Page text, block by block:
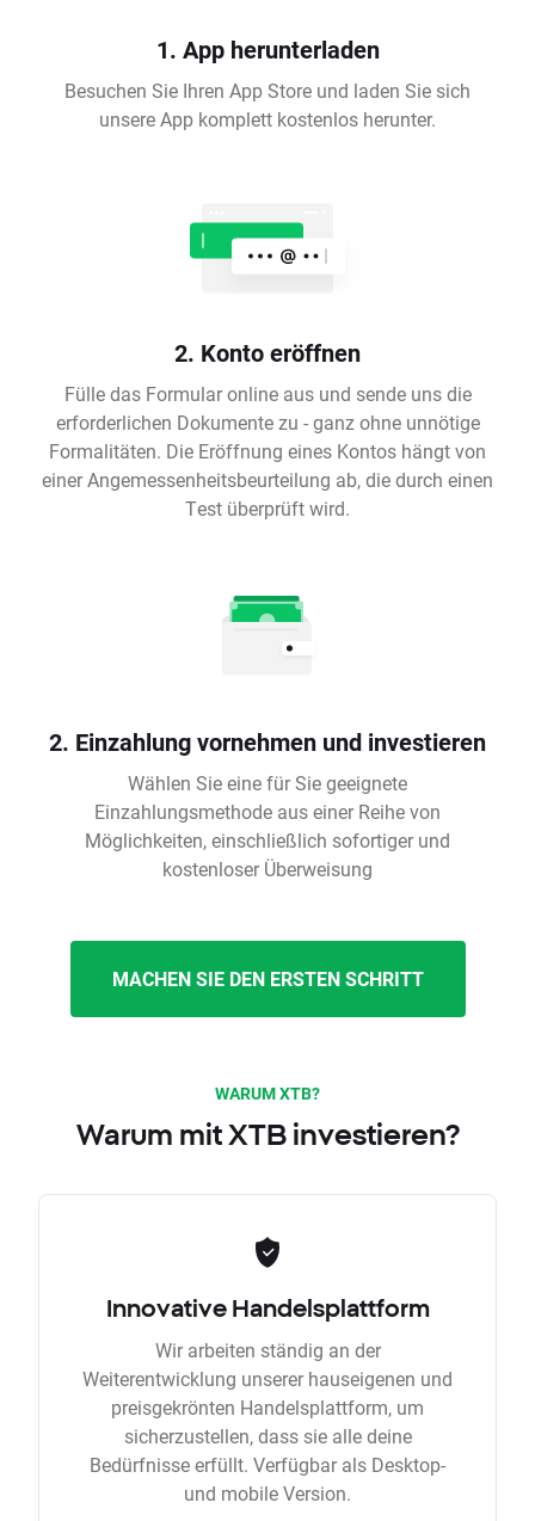
1. App herunterladen
Besuchen Sie Ihren App Store und laden Sie sich
unsere App komplett kostenlos herunter.
2. Konto eröffnen
Fülle das Formular online aus und sende uns die
erforderlichen Dokumente zu - ganz ohne unnötige
Formalitäten. Die Eröffnung eines Kontos hängt von
einer Angemessenheitsbeurteilung ab, die durch einen
Test überprüft wird.
2. Einzahlung vornehmen und investieren
Wählen Sie eine für Sie geeignete
Einzahlungsmethode aus einer Reihe von
Möglichkeiten, einschließlich sofortiger und
kostenloser Überweisung
MACHEN SIE DEN ERSTEN SCHRITT
WARUM XTB?
Warum mit XTB investieren?
Innovative Handelsplattform
Wir arbeiten ständig an der
Weiterentwicklung unserer hauseigenen und
preisgekrönten Handelsplattform, um
sicherzustellen, dass sie alle deine
Bedürfnisse erfüllt. Verfügbar als Desktop-
und mobile Version.